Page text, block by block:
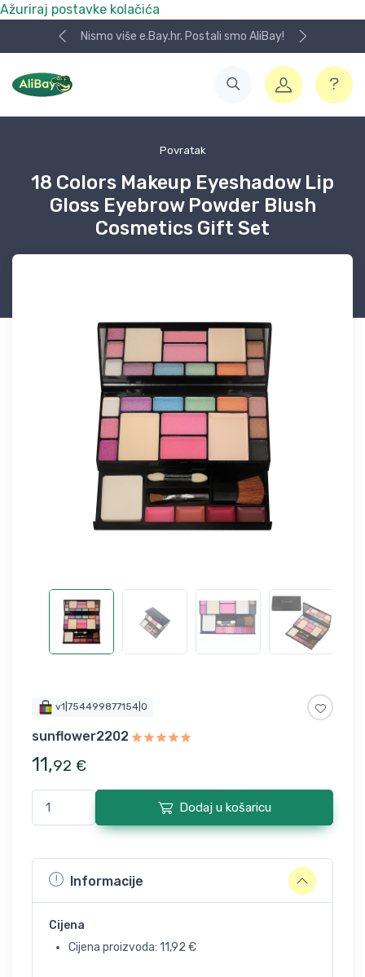
Ažuriraj postavke kolačića
Nismo više e.Bay.hr. Postali smo AliBay!
Povratak
18 Colors Makeup Eyeshadow Lip
Gloss Eyebrow Powder Blush
Cosmetics Gift Set
v1|754499877154|0
sunflower2202
11,92 €
Dodaj u košaricu
Informacije
Cijena
Cijena proizvoda: 11,92 €